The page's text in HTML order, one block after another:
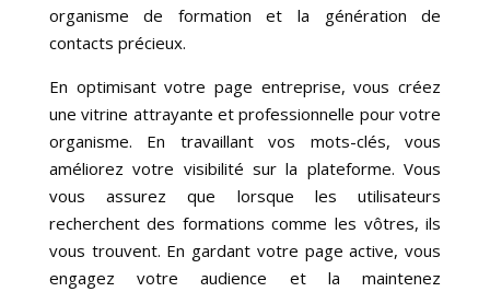
organisme de formation et la génération de
contacts précieux.
En optimisant votre page entreprise, vous créez
une vitrine attrayante et professionnelle pour votre
organisme. En travaillant vos mots-clés, vous
améliorez votre visibilité sur la plateforme. Vous
vous assurez que lorsque les utilisateurs
recherchent des formations comme les vôtres, ils
vous trouvent. En gardant votre page active, vous
engagez votre audience et la maintenez